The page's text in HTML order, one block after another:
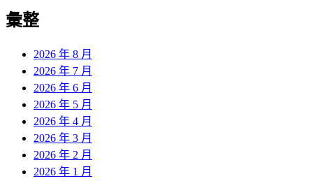
覽
彙整
2026 年 8 月
2026 年 7 月
2026 年 6 月
2026 年 5 月
2026 年 4 月
2026 年 3 月
2026 年 2 月
2026 年 1 月